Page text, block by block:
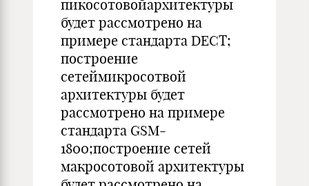
пикосотовойархитектуры
будет рассмотрено на
примере стандарта DECT;
построение
сетеймикросотвой
архитектуры будет
рассмотрено на примере
стандарта GSM-
1800;построение сетей
макросотовой архитектуры